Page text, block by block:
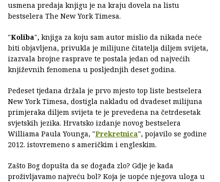
usmena predaja knjigu je na kraju dovela na listu
bestselera The New York Timesa.
"Koliba", knjiga za koju sam autor mislio da nikada neće
biti objavljena, privukla je milijune čitatelja diljem svijeta,
izazvala brojne rasprave te postala jedan od najvećih
književnih fenomena u posljednjih deset godina.
Pedeset tjedana držala je prvo mjesto top liste bestselera
New York Timesa, dostigla nakladu od dvadeset milijuna
primjeraka diljem svijeta te je prevedena na četrdesetak
svjetskih jezika. Hrvatsko izdanje novog bestselera
Williama Paula Younga, "Prekretnica", pojavilo se godine
2012. istovremeno s američkim i engleskim.
Zašto Bog dopušta da se događa zlo? Gdje je kada
proživljavamo najveću bol? Koja je uopće njegova uloga u